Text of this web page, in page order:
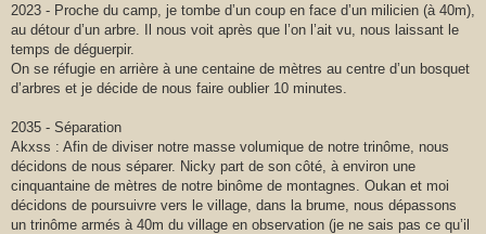
2023 - Proche du camp, je tombe d’un coup en face d’un milicien (à 40m),
au détour d’un arbre. Il nous voit après que l’on l’ait vu, nous laissant le
temps de déguerpir.
On se réfugie en arrière à une centaine de mètres au centre d’un bosquet
d’arbres et je décide de nous faire oublier 10 minutes.
2035 - Séparation
Akxss : Afin de diviser notre masse volumique de notre trinôme, nous
décidons de nous séparer. Nicky part de son côté, à environ une
cinquantaine de mètres de notre binôme de montagnes. Oukan et moi
décidons de poursuivre vers le village, dans la brume, nous dépassons
un trinôme armés à 40m du village en observation (je ne sais pas ce qu’il